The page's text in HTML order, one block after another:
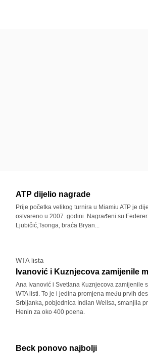
ATP dijelio nagrade
Prije početka velikog turnira u Miamiu ATP je
ostvareno u 2007. godini. Nagrađeni su
Ljubičić,Tsonga, braća Bryan...
WTA lista
Ivanović i Kuznjecova zamijenile
Ana Ivanović i Svetlana Kuznjecova zamijenile
WTA listi. To je i jedina promjena među prvih
Srbijanka, pobjednica Indian Wellsa, smanjila
Henin za oko 400 poena.
Beck ponovo najbolji